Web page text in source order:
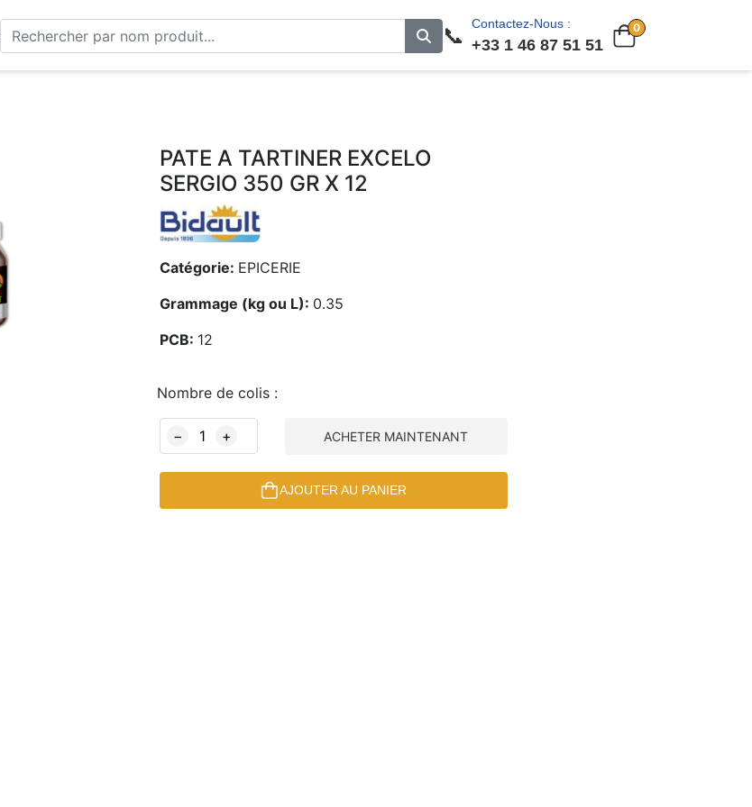
📞 Contactez-Nous :
+33 1 46 87 51 51
0
PATE A TARTINER EXCELO
SERGIO 350 GR X 12
Catégorie: EPICERIE
Grammage (kg ou L): 0.35
PCB: 12
Nombre de colis :
− + ACHETER MAINTENANT
AJOUTER AU PANIER